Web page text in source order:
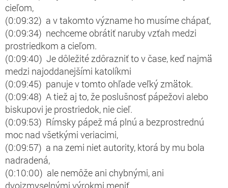
cieľom,
(0:09:32) a v takomto význame ho musíme chápať,
(0:09:34) nechceme obrátiť naruby vzťah medzi
prostriedkom a cieľom.
(0:09:40) Je dôležité zdôrazniť to v čase, keď najmä
medzi najoddanejšími katolíkmi
(0:09:45) panuje v tomto ohľade veľký zmätok.
(0:09:48) A tiež aj to, že poslušnosť pápežovi alebo
biskupovi je prostriedok, nie cieľ.
(0:09:53) Rímsky pápež má plnú a bezprostrednú
moc nad všetkými veriacimi,
(0:09:57) a na zemi niet autority, ktorá by mu bola
nadradená,
(0:10:00) ale nemôže ani chybnými, ani
dvojzmyselnými výrokmi meniť